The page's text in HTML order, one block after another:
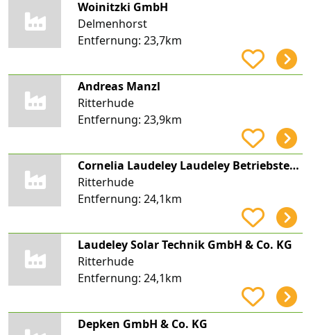
Woinitzki GmbH
Delmenhorst
Entfernung: 23,7km
Andreas Manzl
Ritterhude
Entfernung: 23,9km
Cornelia Laudeley Laudeley Betriebstechnik
Ritterhude
Entfernung: 24,1km
Laudeley Solar Technik GmbH & Co. KG
Ritterhude
Entfernung: 24,1km
Depken GmbH & Co. KG